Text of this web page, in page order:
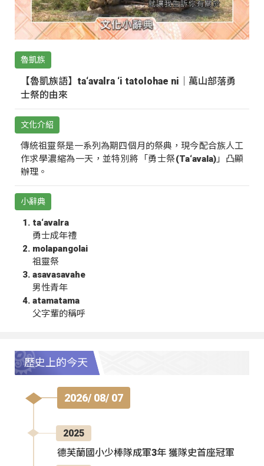
魯凱族
【魯凱族語】ta‘avalra ‘i tatolohae ni｜萬山部落勇
士祭的由來
文化介紹
傳統祖靈祭是一系列為期四個月的祭典，現今配合族人工
作求學濃縮為一天，並特別將「勇士祭(Ta‘avala)」凸顯
辦理。
小辭典
ta‘avalra
勇士成年禮
molapangolai
祖靈祭
asavasavahe
男性青年
atamatama
父字輩的稱呼
歷史上的今天
2026/ 08/ 07
2025
德芙蘭國小少棒隊成軍3年 獲隊史首座冠軍